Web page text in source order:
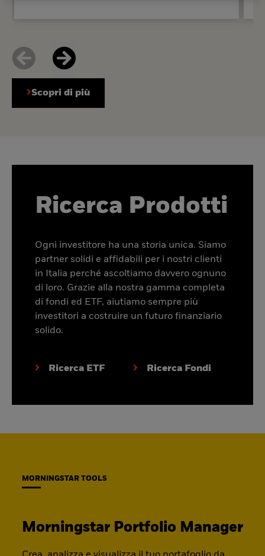
Scopri di più
Ricerca Prodotti
Ogni investitore ha una storia unica. Siamo
partner solidi e affidabili per i nostri clienti
in Italia perché ascoltiamo davvero ognuno
di loro. Grazie alla nostra gamma completa
di fondi ed ETF, aiutiamo sempre più
investitori a costruire un futuro finanziario
solido.
Ricerca ETF Ricerca Fondi
MORNINGSTAR TOOLS
Morningstar Portfolio Manager